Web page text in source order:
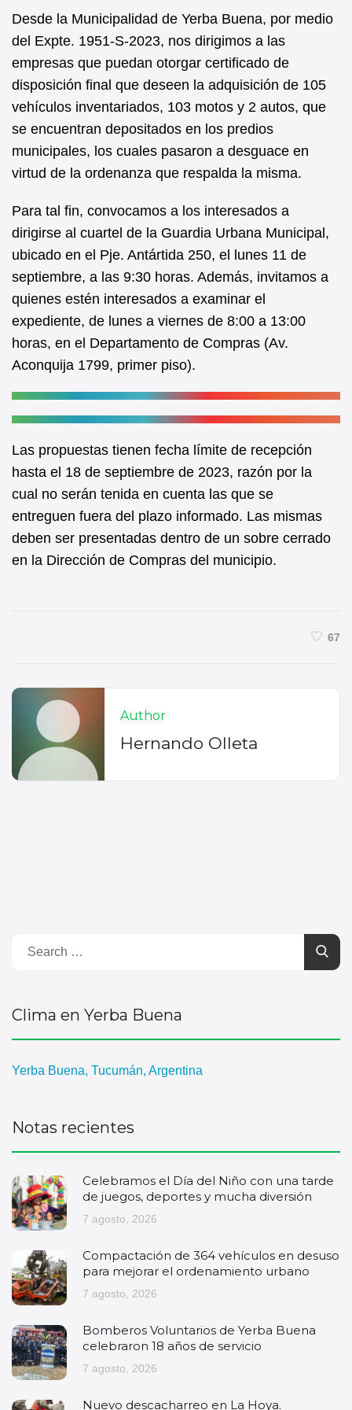
e
b
o
o
k
s
A
p
p
Desde la Municipalidad de Yerba Buena, por medio
del Expte. 1951-S-2023, nos dirigimos a las
empresas que puedan otorgar certificado de
disposición final que deseen la adquisición de 105
vehículos inventariados, 103 motos y 2 autos, que
se encuentran depositados en los predios
municipales, los cuales pasaron a desguace en
virtud de la ordenanza que respalda la misma.
Para tal fin, convocamos a los interesados a
dirigirse al cuartel de la Guardia Urbana Municipal,
ubicado en el Pje. Antártida 250, el lunes 11 de
septiembre, a las 9:30 horas. Además, invitamos a
quienes estén interesados a examinar el
expediente, de lunes a viernes de 8:00 a 13:00
horas, en el Departamento de Compras (Av.
Aconquija 1799, primer piso).
Las propuestas tienen fecha límite de recepción
hasta el 18 de septiembre de 2023, razón por la
cual no serán tenida en cuenta las que se
entreguen fuera del plazo informado. Las mismas
deben ser presentadas dentro de un sobre cerrado
en la Dirección de Compras del municipio.
67
Author
Hernando Olleta
Clima en Yerba Buena
Yerba Buena, Tucumán, Argentina
Notas recientes
Celebramos el Día del Niño con una tarde
de juegos, deportes y mucha diversión
7 agosto, 2026
Compactación de 364 vehículos en desuso
para mejorar el ordenamiento urbano
7 agosto, 2026
Bomberos Voluntarios de Yerba Buena
celebraron 18 años de servicio
7 agosto, 2026
Nuevo descacharreo en La Hoya.